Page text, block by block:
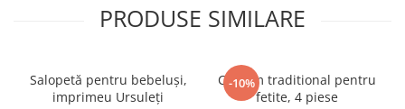
PRODUSE SIMILARE
Salopetă pentru bebeluși,
imprimeu Ursuleți
-10%
Costum traditional pentru
fetite, 4 piese